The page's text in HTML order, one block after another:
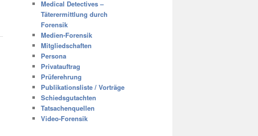
Medical Detectives –
Täterermittlung durch
Forensik
Medien-Forensik
Mitgliedschaften
Persona
Privatauftrag
Prüferehrung
Publikationsliste / Vorträge
Schiedsgutachten
Tatsachenquellen
Video-Forensik